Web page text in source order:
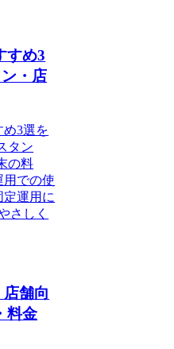
すめ3
・店
3選を
タン
の料
用での使
運用に
さしく
舗向
料金